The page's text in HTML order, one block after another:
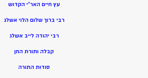
עץ חיים האר”י הקדוש
רבי ברוך שלום הלוי אשלג
רבי יהודה לייב אשלג
קבלה ותורת החן
סודות התורה